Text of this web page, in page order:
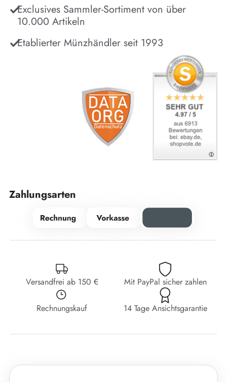
Exclusives Sammler-Sortiment von über
10.000 Artikeln
Etablierter Münzhändler seit 1993
Zahlungsarten
Versandfrei ab 150 € Mit PayPal sicher zahlen
Rechnungskauf 14 Tage Ansichtsgarantie